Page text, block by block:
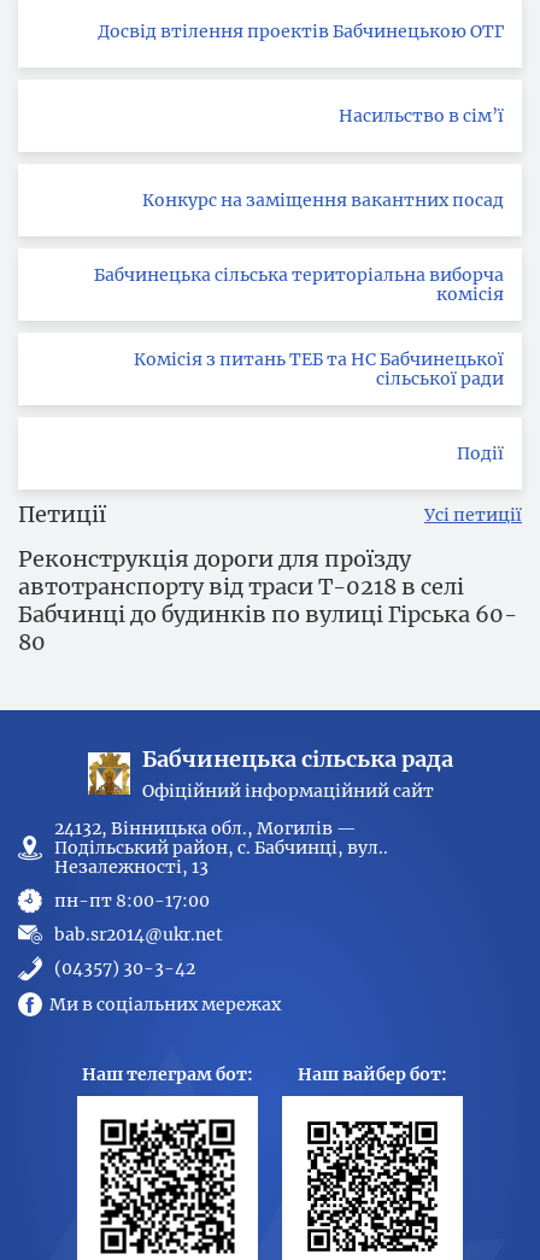
Досвід втілення проектів Бабчинецькою ОТГ
Насильство в сім’ї
Конкурс на заміщення вакантних посад
Бабчинецька сільська територіальна виборча
комісія
Комісія з питань ТЕБ та НС Бабчинецької
сільської ради
Події
Петиції Усі петиції
Реконструкція дороги для проїзду
автотранспорту від траси Т-0218 в селі
Бабчинці до будинків по вулиці Гірська 60-
80
Бабчинецька сільська рада
Офіційний інформаційний сайт
24132, Вінницька обл., Могилів —
Подільський район, с. Бабчинці, вул..
Незалежності, 13
пн-пт 8:00-17:00
bab.sr2014@ukr.net
(04357) 30-3-42
Ми в соціальних мережах
Наш телеграм бот: Наш вайбер бот: